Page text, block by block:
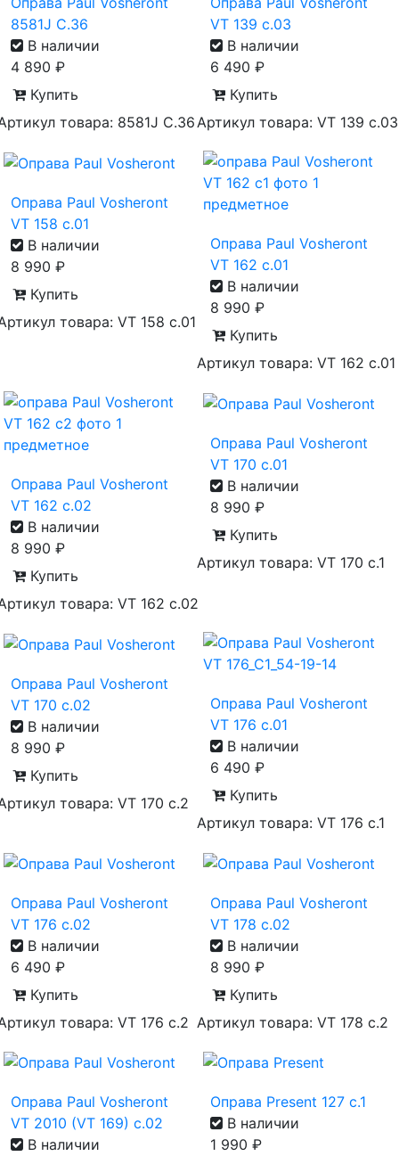
8581J C.36
В наличии
4 890 ₽
Купить
товара: 8581J C.36
VT 139 с.03
В наличии
6 490 ₽
Купить
Артикул товара: VT 139 с.03
Оправа Paul Vosheront
VT 158 с.01
В наличии
8 990 ₽
Купить
товара: VT 158 с.01
Оправа Paul Vosheront
VT 162 с.01
В наличии
8 990 ₽
Купить
Артикул товара: VT 162 с.01
Оправа Paul Vosheront
VT 162 с.02
В наличии
8 990 ₽
Купить
товара: VT 162 с.02
Оправа Paul Vosheront
VT 170 с.01
В наличии
8 990 ₽
Купить
Артикул товара: VT 170 с.1
Оправа Paul Vosheront
VT 170 с.02
В наличии
8 990 ₽
Купить
товара: VT 170 с.2
Оправа Paul Vosheront
VT 176 с.01
В наличии
6 490 ₽
Купить
Артикул товара: VT 176 с.1
Оправа Paul Vosheront
VT 176 с.02
В наличии
6 490 ₽
Купить
товара: VT 176 с.2
Оправа Paul Vosheront
VT 178 с.02
В наличии
8 990 ₽
Купить
Артикул товара: VT 178 с.2
Оправа Paul Vosheront
VT 2010 (VT 169) с.02
В наличии
Оправа Present 127 с.1
В наличии
1 990 ₽